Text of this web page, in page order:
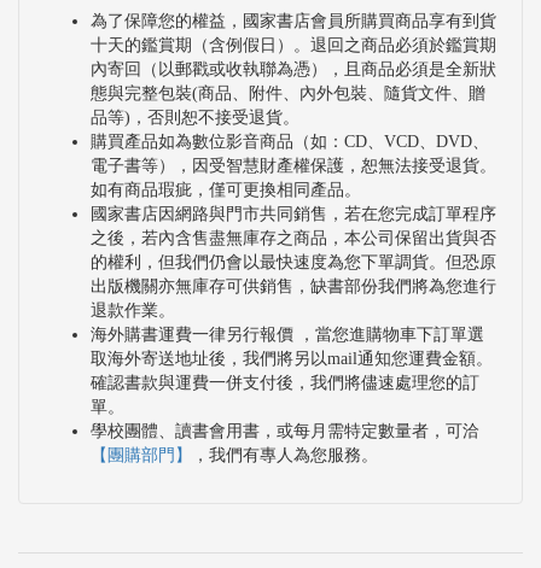
為了保障您的權益，國家書店會員所購買商品享有到貨
十天的鑑賞期（含例假日）。退回之商品必須於鑑賞期
內寄回（以郵戳或收執聯為憑），且商品必須是全新狀
態與完整包裝(商品、附件、內外包裝、隨貨文件、贈
品等)，否則恕不接受退貨。
購買產品如為數位影音商品（如：CD、VCD、DVD、
電子書等），因受智慧財產權保護，恕無法接受退貨。
如有商品瑕疵，僅可更換相同產品。
國家書店因網路與門市共同銷售，若在您完成訂單程序
之後，若內含售盡無庫存之商品，本公司保留出貨與否
的權利，但我們仍會以最快速度為您下單調貨。但恐原
出版機關亦無庫存可供銷售，缺書部份我們將為您進行
退款作業。
海外購書運費一律另行報價 ，當您進購物車下訂單選
取海外寄送地址後，我們將另以mail通知您運費金額。
確認書款與運費一併支付後，我們將儘速處理您的訂
單。
學校團體、讀書會用書，或每月需特定數量者，可洽
【團購部門】
，我們有專人為您服務。